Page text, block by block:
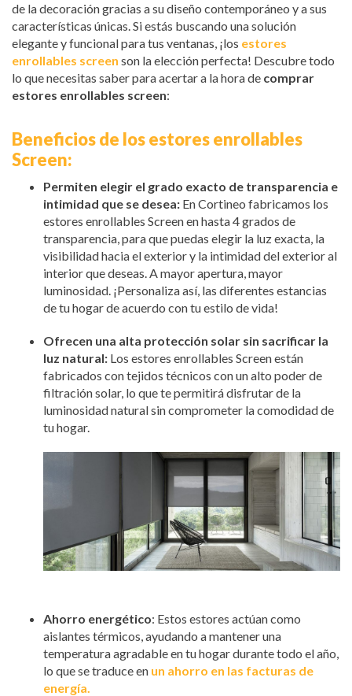
de la decoración gracias a su diseño contemporáneo y a sus
características únicas. Si estás buscando una solución
elegante y funcional para tus ventanas, ¡los estores
enrollables screen son la elección perfecta! Descubre todo
lo que necesitas saber para acertar a la hora de comprar
estores enrollables screen:
Beneficios de los estores enrollables
Screen:
Permiten elegir el grado exacto de transparencia e
intimidad que se desea: En Cortineo fabricamos los
estores enrollables Screen en hasta 4 grados de
transparencia, para que puedas elegir la luz exacta, la
visibilidad hacia el exterior y la intimidad del exterior al
interior que deseas. A mayor apertura, mayor
luminosidad. ¡Personaliza así, las diferentes estancias
de tu hogar de acuerdo con tu estilo de vida!
Ofrecen una alta protección solar sin sacrificar la
luz natural: Los estores enrollables Screen están
fabricados con tejidos técnicos con un alto poder de
filtración solar, lo que te permitirá disfrutar de la
luminosidad natural sin comprometer la comodidad de
tu hogar.
Ahorro energético: Estos estores actúan como
aislantes térmicos, ayudando a mantener una
temperatura agradable en tu hogar durante todo el año,
lo que se traduce en un ahorro en las facturas de
energía.